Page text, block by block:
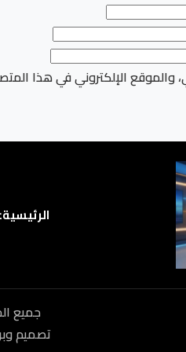
والموقع الإلكتروني في هذا
الرئيسية
جميع
تصميم وبرمجة © 2026عالم